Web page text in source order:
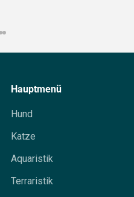
Hauptmenü
Hund
Katze
Aquaristik
Terraristik